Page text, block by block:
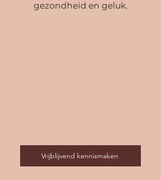
gezondheid en geluk.
Vrijblijvend kennismaken